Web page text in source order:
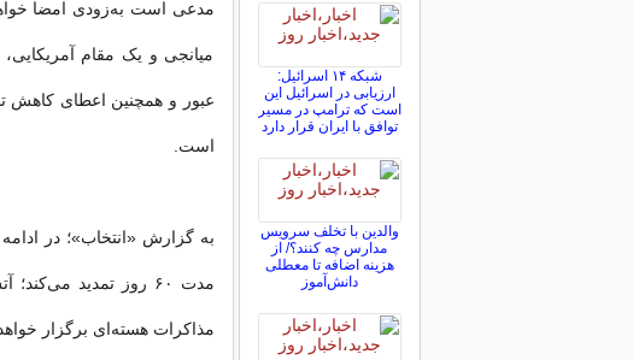
مدعی است به‌زودی امضا
میانجی و یک مقام
عبور و همچنین اعطای کاهش
است.
به گزارش «انتخاب»؛ در
مدت ۶۰ روز تمدید
مذاکرات هسته‌ای برگزار
شبکه ۱۴ اسرائیل:
ارزیابی در اسرائیل این
است که ترامپ در مسیر
توافق با ایران قرار دارد
والدین با تخلف سرویس
مدارس چه کنند؟/ از
هزینه اضافه تا معطلی
دانش‌آموز